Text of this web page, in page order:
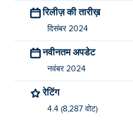
खेल सकता हूँ?
और टैबलेट पर खेला जा सकता है।
रिलीज़ की तारीख़
दिसंबर 2024
नवीनतम अपडेट
नवंबर 2024
रेटिंग
4.4 (8,287 वोट)